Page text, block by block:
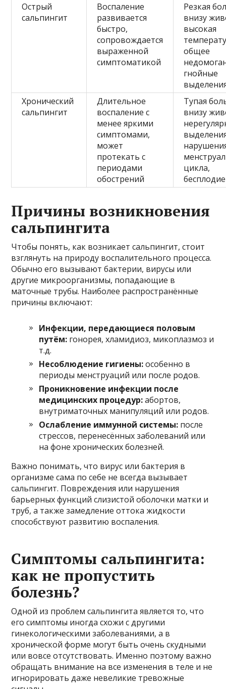
Острый
сальпингит
Воспаление
развивается
быстро,
сопровождается
выраженной
симптоматикой
Резкая
внизу
высокая
общее
гнойные
Хронический
сальпингит
Длительное
воспаление с
менее яркими
симптомами,
может
протекать с
периодами
обострений
Тупая
внизу
цикла,
бесплодие
Причины возникновения
сальпингита
Чтобы понять, как возникает сальпингит, стоит
взглянуть на природу воспалительного процесса.
Обычно его вызывают бактерии, вирусы или
другие микроорганизмы, попадающие в
маточные трубы. Наиболее распространённые
причины включают:
Инфекции, передающиеся половым
путём: гонорея, хламидиоз, микоплазмоз и
т.д.
Несоблюдение гигиены:особенно в
периоды менструаций или после родов.
Проникновение инфекции после
медицинских процедур:абортов,
внутриматочных манипуляций или родов.
Ослабление иммунной системы: после
стрессов, перенесённых заболеваний или
на фоне хронических болезней.
Важно понимать, что вирус или бактерия в
организме сама по себе не всегда вызывает
сальпингит. Повреждения или нарушения
барьерных функций слизистой оболочки матки и
труб, а также замедление оттока жидкости
способствуют развитию воспаления.
Симптомы сальпингита:
как не пропустить
болезнь?
Одной из проблем сальпингита является то, что
его симптомы иногда схожи с другими
гинекологическими заболеваниями, а в
хронической форме могут быть очень скудными
или вовсе отсутствовать. Именно поэтому важно
обращать внимание на все изменения в теле и не
игнорировать даже невеликие тревожные